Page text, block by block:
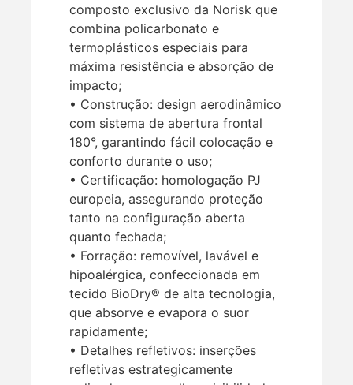
composto exclusivo da Norisk que
combina policarbonato e
termoplásticos especiais para
máxima resistência e absorção de
impacto;
• Construção: design aerodinâmico
com sistema de abertura frontal
180°, garantindo fácil colocação e
conforto durante o uso;
• Certificação: homologação PJ
europeia, assegurando proteção
tanto na configuração aberta
quanto fechada;
• Forração: removível, lavável e
hipoalérgica, confeccionada em
tecido BioDry® de alta tecnologia,
que absorve e evapora o suor
rapidamente;
• Detalhes refletivos: inserções
refletivas estrategicamente